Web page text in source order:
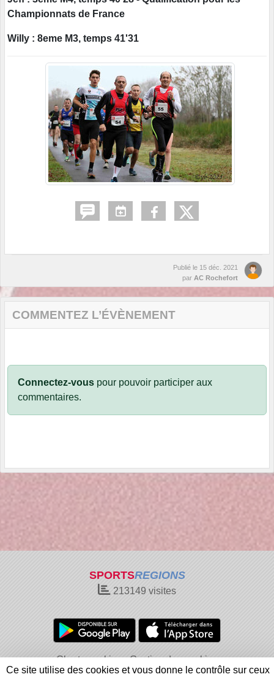
Championnats de France
Willy : 8eme M3, temps 41'31
Publié le 15 déc. 2021
par AC Rochefort
COMMENTEZ L’ÉVÈNEMENT
Connectez-vous pour pouvoir participer aux
commentaires.
SPORTSREGIONS
213149 visites
Charte cookies
Gestion des cookies
Informations légales
Signaler un contenu inapproprié
Ce site utilise des cookies et vous donne le contrôle sur ceux